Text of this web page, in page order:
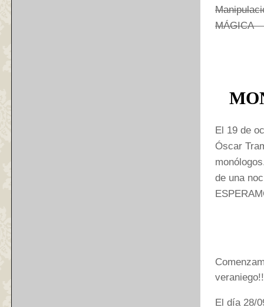
MÁGICA
El 19 de
Óscar
de una
El día 28/